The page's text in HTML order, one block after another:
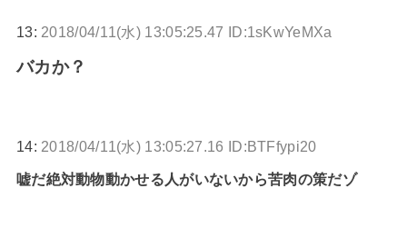
13: 2018/04/11(水) 13:05:25.47 ID:1sKwYeMXa
バカか？
14: 2018/04/11(水) 13:05:27.16 ID:BTFfypi20
嘘だ絶対動物動かせる人がいないから苦肉の策だゾ